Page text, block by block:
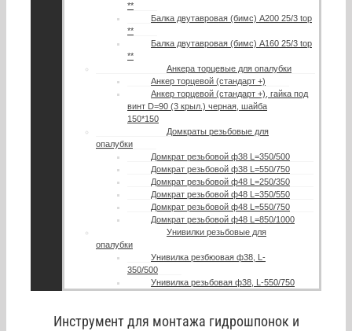
**
Балка двутавровая (бимс) A200 25/3 top
**
Балка двутавровая (бимс) A160 25/3 top
**
Анкера торцевые для опалубки
Анкер торцевой (стандарт +)
Анкер торцевой (стандарт +), гайка под
винт D=90 (3 крыл.) черная, шайба
150*150
Домкраты резьбовые для
опалубки
Домкрат резьбовой ф38 L=350/500
Домкрат резьбовой ф38 L=550/750
Домкрат резьбовой ф48 L=250/350
Домкрат резьбовой ф48 L=350/550
Домкрат резьбовой ф48 L=550/750
Домкрат резьбовой ф48 L=850/1000
Унивилки резьбовые для
опалубки
Унивилка резбюовая ф38, L-
350/500
Унивилка резьбовая ф38, L-550/750
Инструмент для монтажа гидрошпонок и